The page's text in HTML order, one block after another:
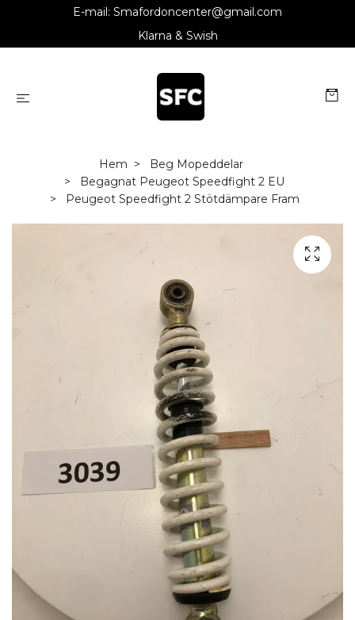
E-mail: Smafordoncenter@gmail.com
Klarna & Swish
Hem
Beg Mopeddelar
Begagnat Peugeot Speedfight 2 EU
Peugeot Speedfight 2 Stötdämpare Fram